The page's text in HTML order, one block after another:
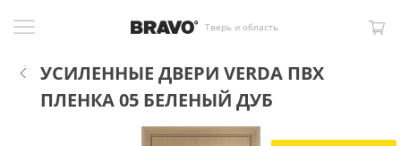
Тверь и область
УСИЛЕННЫЕ ДВЕРИ VERDA ПВХ
ПЛЕНКА 05 БЕЛЕНЫЙ ДУБ